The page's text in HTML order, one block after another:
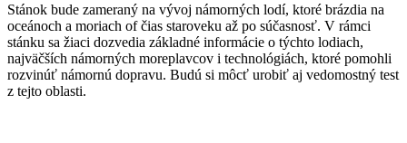
Stánok bude zameraný na vývoj námorných lodí, ktoré brázdia na
oceánoch a moriach of čias staroveku až po súčasnosť. V rámci
stánku sa žiaci dozvedia základné informácie o týchto lodiach,
najväčších námorných moreplavcov i technológiách, ktoré pomohli
rozvinúť námornú dopravu. Budú si môcť urobiť aj vedomostný test
z tejto oblasti.